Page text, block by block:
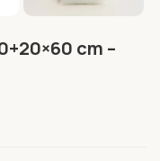
cm –